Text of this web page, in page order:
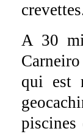
A 30
qui est
piscines